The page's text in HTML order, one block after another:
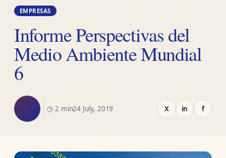
EMPRESAS
Informe Perspectivas del
Medio Ambiente Mundial
6
◷ 2 min24 July, 2019 X in f